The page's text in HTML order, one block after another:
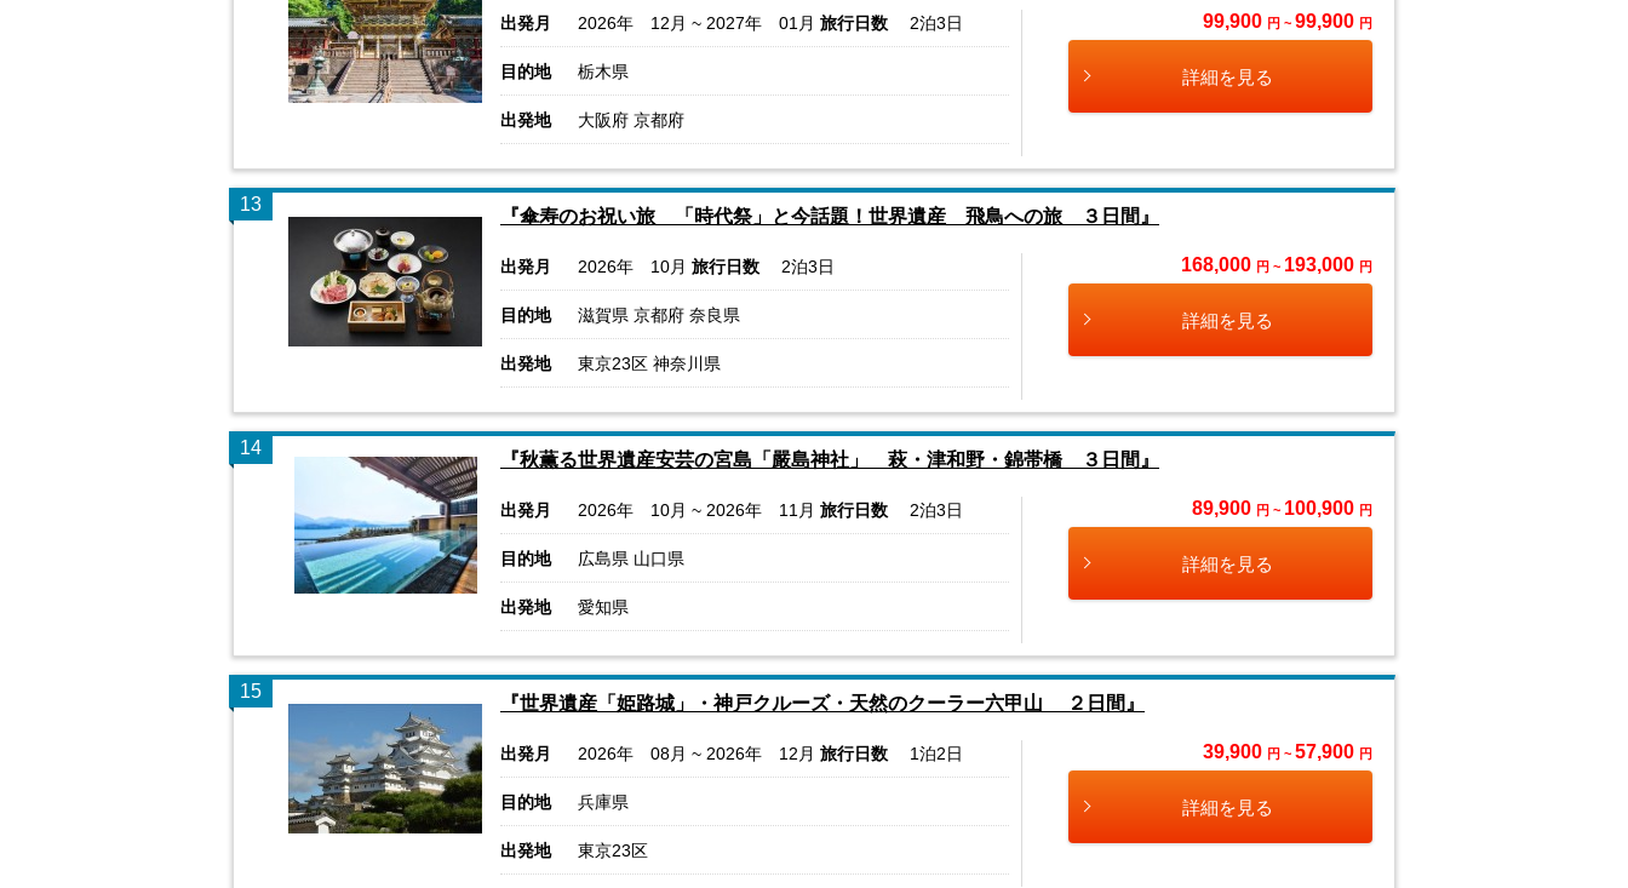
出発月 2026年 12月 ~ 2027年 01月 旅行日数 2泊3日
目的地 栃木県
出発地 大阪府 京都府
99,900 円 ~ 99,900 円
詳細を見る
13
『傘寿のお祝い旅 「時代祭」と今話題！世界遺産 飛鳥への旅 ３日間』
出発月 2026年 10月 旅行日数 2泊3日
目的地 滋賀県 京都府 奈良県
出発地 東京23区 神奈川県
168,000 円 ~ 193,000 円
詳細を見る
14
『秋薫る世界遺産安芸の宮島「嚴島神社」 萩・津和野・錦帯橋 ３日間』
出発月 2026年 10月 ~ 2026年 11月 旅行日数 2泊3日
目的地 広島県 山口県
出発地 愛知県
89,900 円 ~ 100,900 円
詳細を見る
15
『世界遺産「姫路城」・神戸クルーズ・天然のクーラー六甲山 ２日間』
出発月 2026年 08月 ~ 2026年 12月 旅行日数 1泊2日
目的地 兵庫県
出発地 東京23区
39,900 円 ~ 57,900 円
詳細を見る